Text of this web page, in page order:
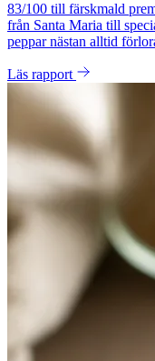
83/100 till färskmald
från Santa Maria till
peppar nästan alltid
Läs rapport